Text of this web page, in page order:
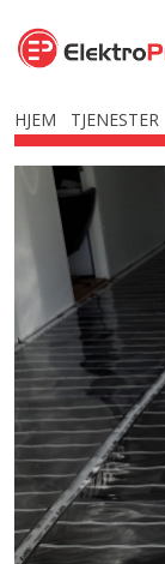
Hopp
HJEM
TJENESTER